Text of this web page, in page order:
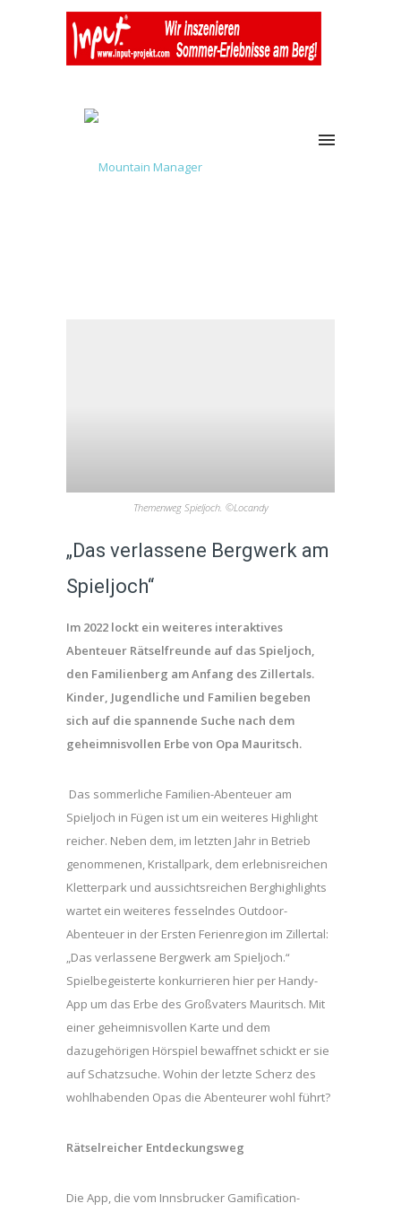
Themenweg Spieljoch. ©Locandy
„Das verlassene Bergwerk am
Spieljoch“
Im 2022 lockt ein weiteres interaktives
Abenteuer Rätselfreunde auf das Spieljoch,
den Familienberg am Anfang des Zillertals.
Kinder, Jugendliche und Familien begeben
sich auf die spannende Suche nach dem
geheimnisvollen Erbe von Opa Mauritsch.
Das sommerliche Familien-Abenteuer am
Spieljoch in Fügen ist um ein weiteres Highlight
reicher. Neben dem, im letzten Jahr in Betrieb
genommenen, Kristallpark, dem erlebnisreichen
Kletterpark und aussichtsreichen Berghighlights
wartet ein weiteres fesselndes Outdoor-
Abenteuer in der Ersten Ferienregion im Zillertal:
„Das verlassene Bergwerk am Spieljoch.“
Spielbegeisterte konkurrieren hier per Handy-
App um das Erbe des Großvaters Mauritsch. Mit
einer geheimnisvollen Karte und dem
dazugehörigen Hörspiel bewaffnet schickt er sie
auf Schatzsuche. Wohin der letzte Scherz des
wohlhabenden Opas die Abenteurer wohl führt?
Rätselreicher Entdeckungsweg
Die App, die vom Innsbrucker Gamification-